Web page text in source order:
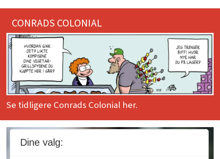
CONRADS COLONIAL
Se tidligere Conrads Colonial her.
Dine valg: